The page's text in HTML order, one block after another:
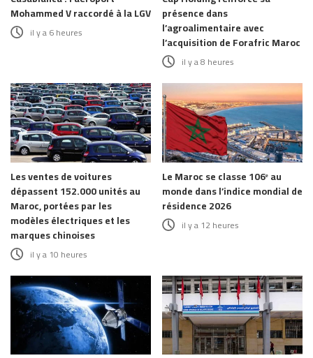
Mohammed V raccordé à la LGV
il y a 6 heures
présence dans
l’agroalimentaire avec
l’acquisition de Forafric Maroc
il y a 8 heures
Les ventes de voitures
dépassent 152.000 unités au
Maroc, portées par les
modèles électriques et les
marques chinoises
il y a 10 heures
Le Maroc se classe 106ᵉ au
monde dans l’indice mondial de
résidence 2026
il y a 12 heures